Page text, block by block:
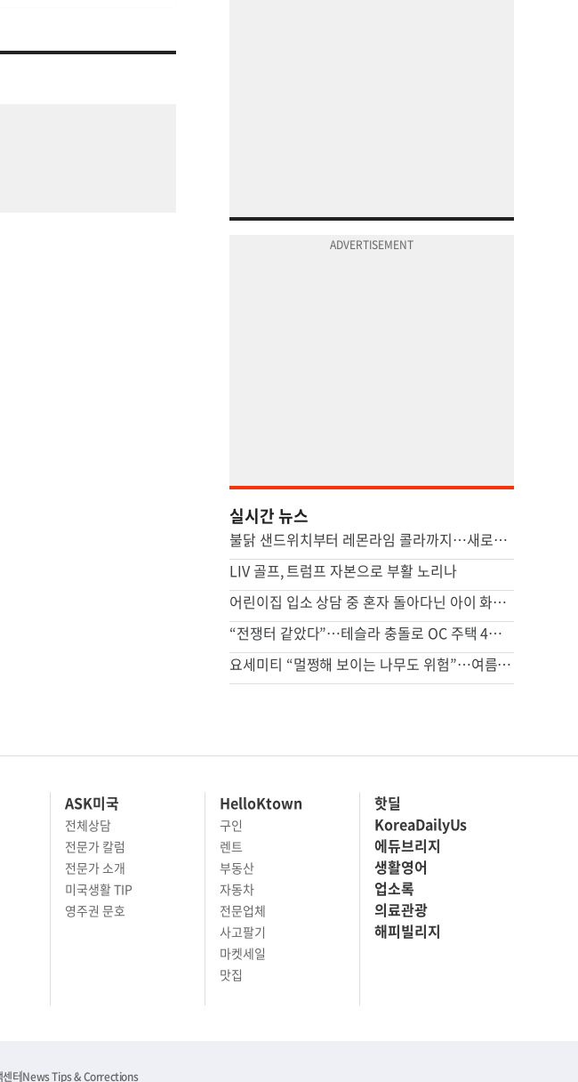
실시간 뉴스
불닭 샌드위치부터 레몬라임 콜라까지…새로운 맛이 쏟아진다 [쿠킹]
LIV 골프, 트럼프 자본으로 부활 노리나
어린이집 입소 상담 중 혼자 돌아다닌 아이 화상…대법 “원장 과실”
“전쟁터 같았다”…테슬라 충돌로 OC 주택 4채 파손
요세미티 “멀쩡해 보이는 나무도 위험”…여름철 가지 낙하 주의
ASK미국
전체상담
전문가 칼럼
전문가 소개
미국생활 TIP
영주권 문호
HelloKtown
구인
렌트
부동산
자동차
전문업체
사고팔기
마켓세일
맛집
핫딜
KoreaDailyUs
에듀브리지
생활영어
업소록
의료관광
해피빌리지
터News Tips & Corrections